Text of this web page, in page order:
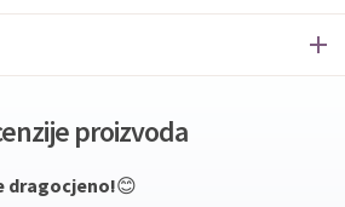
proizvoda
dragocjeno!😊